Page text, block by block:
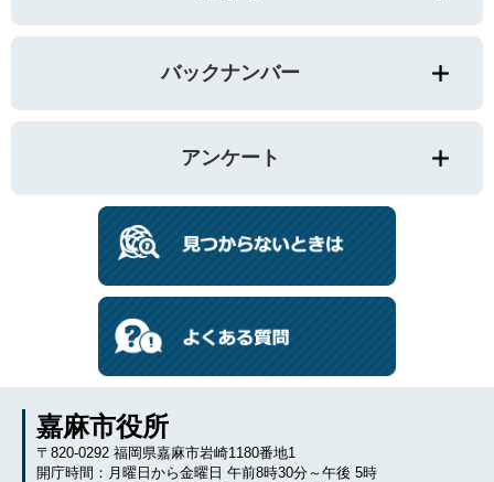
バックナンバー
アンケート
嘉麻市役所
〒820-0292 福岡県嘉麻市岩崎1180番地1
開庁時間：月曜日から金曜日 午前8時30分～午後 5時